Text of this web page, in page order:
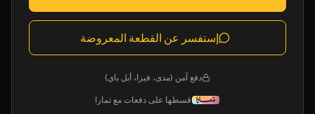
إستفسر عن القطعة المعروضة
دفع آمن (مدى، فيزا، أبل باي)
قسطها على دفعات مع تمارا